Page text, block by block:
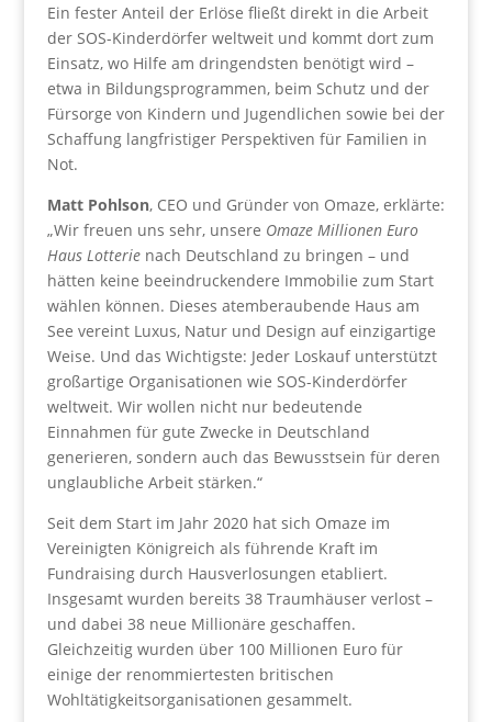
Ein fester Anteil der Erlöse fließt direkt in die Arbeit
der SOS-Kinderdörfer weltweit und kommt dort zum
Einsatz, wo Hilfe am dringendsten benötigt wird –
etwa in Bildungsprogrammen, beim Schutz und der
Fürsorge von Kindern und Jugendlichen sowie bei der
Schaffung langfristiger Perspektiven für Familien in
Not.
Matt Pohlson, CEO und Gründer von Omaze, erklärte:
„Wir freuen uns sehr, unsere Omaze Millionen Euro
Haus Lotterie nach Deutschland zu bringen – und
hätten keine beeindruckendere Immobilie zum Start
wählen können. Dieses atemberaubende Haus am
See vereint Luxus, Natur und Design auf einzigartige
Weise. Und das Wichtigste: Jeder Loskauf unterstützt
großartige Organisationen wie SOS-Kinderdörfer
weltweit. Wir wollen nicht nur bedeutende
Einnahmen für gute Zwecke in Deutschland
generieren, sondern auch das Bewusstsein für deren
unglaubliche Arbeit stärken.“
Seit dem Start im Jahr 2020 hat sich Omaze im
Vereinigten Königreich als führende Kraft im
Fundraising durch Hausverlosungen etabliert.
Insgesamt wurden bereits 38 Traumhäuser verlost –
und dabei 38 neue Millionäre geschaffen.
Gleichzeitig wurden über 100 Millionen Euro für
einige der renommiertesten britischen
Wohltätigkeitsorganisationen gesammelt.